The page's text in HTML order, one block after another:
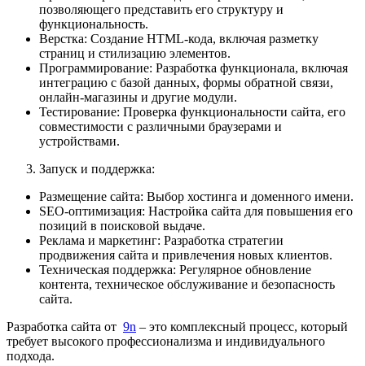
позволяющего представить его структуру и
функциональность.
Верстка: Создание HTML-кода, включая разметку
страниц и стилизацию элементов.
Программирование: Разработка функционала, включая
интеграцию с базой данных, формы обратной связи,
онлайн-магазины и другие модули.
Тестирование: Проверка функциональности сайта, его
совместимости с различными браузерами и
устройствами.
Запуск и поддержка:
Размещение сайта: Выбор хостинга и доменного имени.
SEO-оптимизация: Настройка сайта для повышения его
позиций в поисковой выдаче.
Реклама и маркетинг: Разработка стратегии
продвижения сайта и привлечения новых клиентов.
Техническая поддержка: Регулярное обновление
контента, техническое обслуживание и безопасность
сайта.
Разработка сайта от 9n – это комплексный процесс, который
требует высокого профессионализма и индивидуального
подхода.